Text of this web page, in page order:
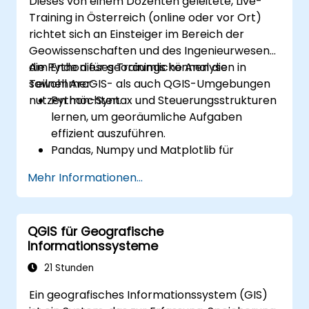
Training in Österreich (online oder vor Ort)
richtet sich an Einsteiger im Bereich der
Geowissenschaften und des Ingenieurwesens,
die Python für georäumliche Analysen in
sowohl ArcGIS- als auch QGIS-Umgebungen
nutzen möchten.
Am Ende dieses Trainings können die
Teilnehmer:
Python-Syntax und Steuerungsstrukturen
lernen, um georäumliche Aufgaben
effizient auszuführen.
Pandas, Numpy und Matplotlib für
nutzen.
Vektordaten mit den Bibliotheken
Geopandas, Arcpy und PyQGIS
bearbeiten und analysieren.
Georäumliche Prozesse und
Arbeitsabläufe durch Python-Skripte in
Benutzerdefinierte, auf Python
Mehr Informationen...
QGIS für Geografische
Informationssysteme
21 Stunden
Ein geografisches Informationssystem (GIS)